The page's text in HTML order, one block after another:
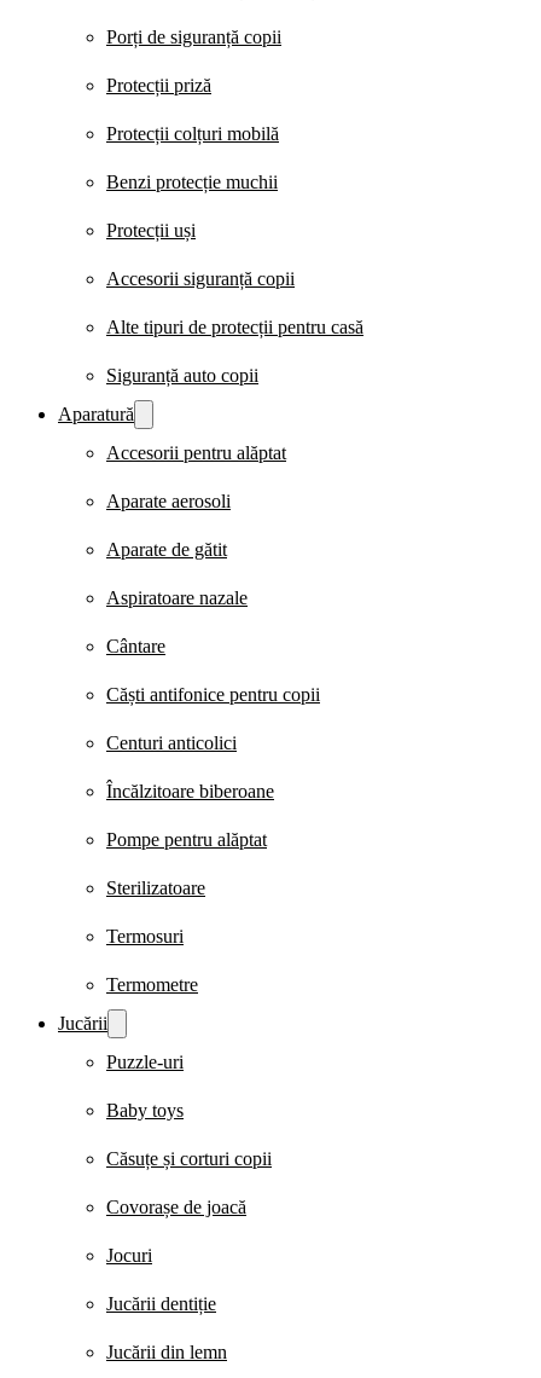
Porți de siguranță copii
Protecții priză
Protecții colțuri mobilă
Benzi protecție muchii
Protecții uși
Accesorii siguranță copii
Alte tipuri de protecții pentru casă
Siguranță auto copii
Aparatură
Accesorii pentru alăptat
Aparate aerosoli
Aparate de gătit
Aspiratoare nazale
Cântare
Căști antifonice pentru copii
Centuri anticolici
Încălzitoare biberoane
Pompe pentru alăptat
Sterilizatoare
Termosuri
Termometre
Jucării
Puzzle-uri
Baby toys
Căsuțe și corturi copii
Covorașe de joacă
Jocuri
Jucării dentiție
Jucării din lemn